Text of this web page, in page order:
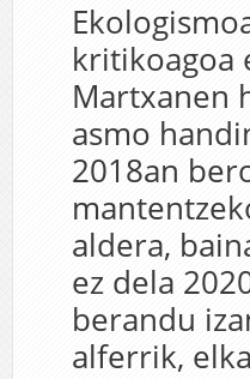
kritikoagoa
Martxanen
asmo
2018an
aldera,
ez dela
berandu
alferrik,